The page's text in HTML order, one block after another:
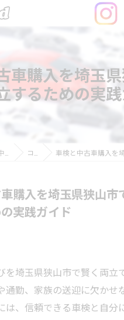
車購入を埼玉
するための実
コラム 車検と中古車購入を埼玉県狭山市で賢く
購入を埼玉県狭山市
実践ガイド
を埼玉県狭山市で賢く両立
通勤、家族の送迎に欠かせ
は、信頼できる車検と自分